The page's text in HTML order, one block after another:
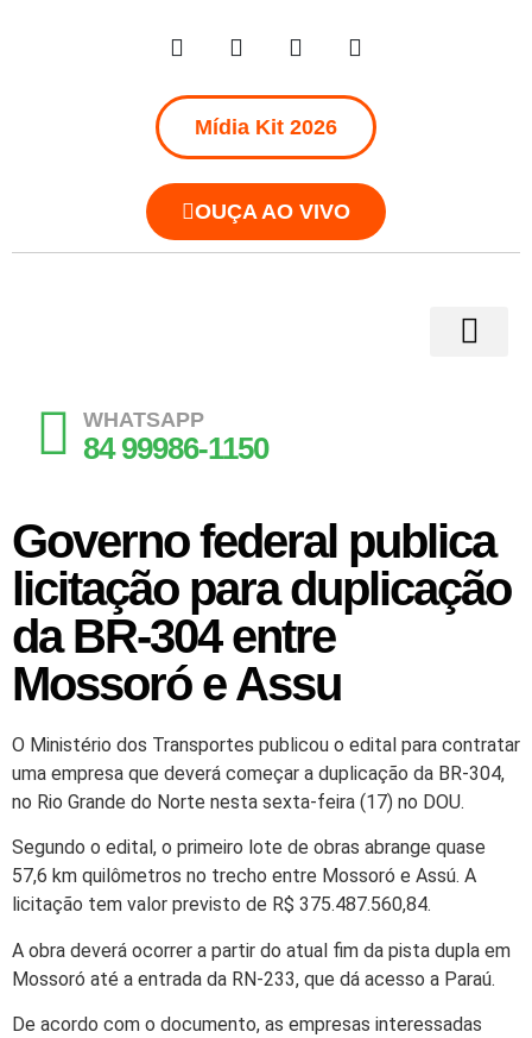
Mídia Kit 2026
OUÇA AO VIVO
WHATSAPP
84 99986-1150
Governo federal publica
licitação para duplicação
da BR-304 entre
Mossoró e Assu
O Ministério dos Transportes publicou o edital para contratar
uma empresa que deverá começar a duplicação da BR-304,
no Rio Grande do Norte nesta sexta-feira (17) no DOU.
Segundo o edital, o primeiro lote de obras abrange quase
57,6 km quilômetros no trecho entre Mossoró e Assú. A
licitação tem valor previsto de R$ 375.487.560,84.
A obra deverá ocorrer a partir do atual fim da pista dupla em
Mossoró até a entrada da RN-233, que dá acesso a Paraú.
De acordo com o documento, as empresas interessadas